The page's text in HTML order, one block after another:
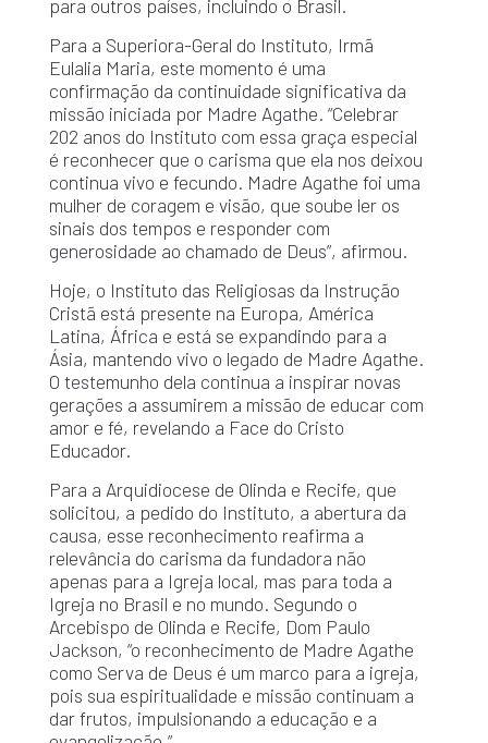
para outros países, incluindo o Brasil.
Para a Superiora-Geral do Instituto, Irmã
Eulalia Maria, este momento é uma
confirmação da continuidade significativa da
missão iniciada por Madre Agathe. “Celebrar
202 anos do Instituto com essa graça especial
é reconhecer que o carisma que ela nos deixou
continua vivo e fecundo. Madre Agathe foi uma
mulher de coragem e visão, que soube ler os
sinais dos tempos e responder com
generosidade ao chamado de Deus”, afirmou.
Hoje, o Instituto das Religiosas da Instrução
Cristã está presente na Europa, América
Latina, África e está se expandindo para a
Ásia, mantendo vivo o legado de Madre Agathe.
O testemunho dela continua a inspirar novas
gerações a assumirem a missão de educar com
amor e fé, revelando a Face do Cristo
Educador.
Para a Arquidiocese de Olinda e Recife, que
solicitou, a pedido do Instituto, a abertura da
causa, esse reconhecimento reafirma a
relevância do carisma da fundadora não
apenas para a Igreja local, mas para toda a
Igreja no Brasil e no mundo. Segundo o
Arcebispo de Olinda e Recife, Dom Paulo
Jackson, “o reconhecimento de Madre Agathe
como Serva de Deus é um marco para a igreja,
pois sua espiritualidade e missão continuam a
dar frutos, impulsionando a educação e a